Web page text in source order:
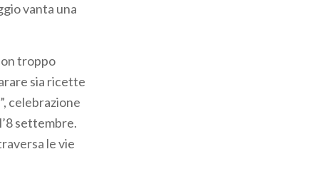
vanta una
troppo
sia ricette
celebrazione
settembre.
le vie